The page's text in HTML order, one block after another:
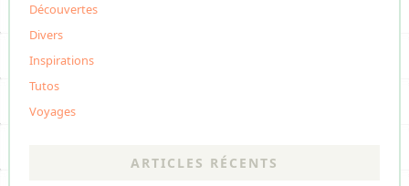
Découvertes
Divers
Inspirations
Tutos
Voyages
ARTICLES RÉCENTS